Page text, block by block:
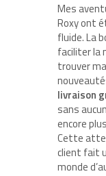
Mes
Roxy ont
fluide. La
faciliter la
trouver
livraison
sans
encore
Cette
client fait
monde